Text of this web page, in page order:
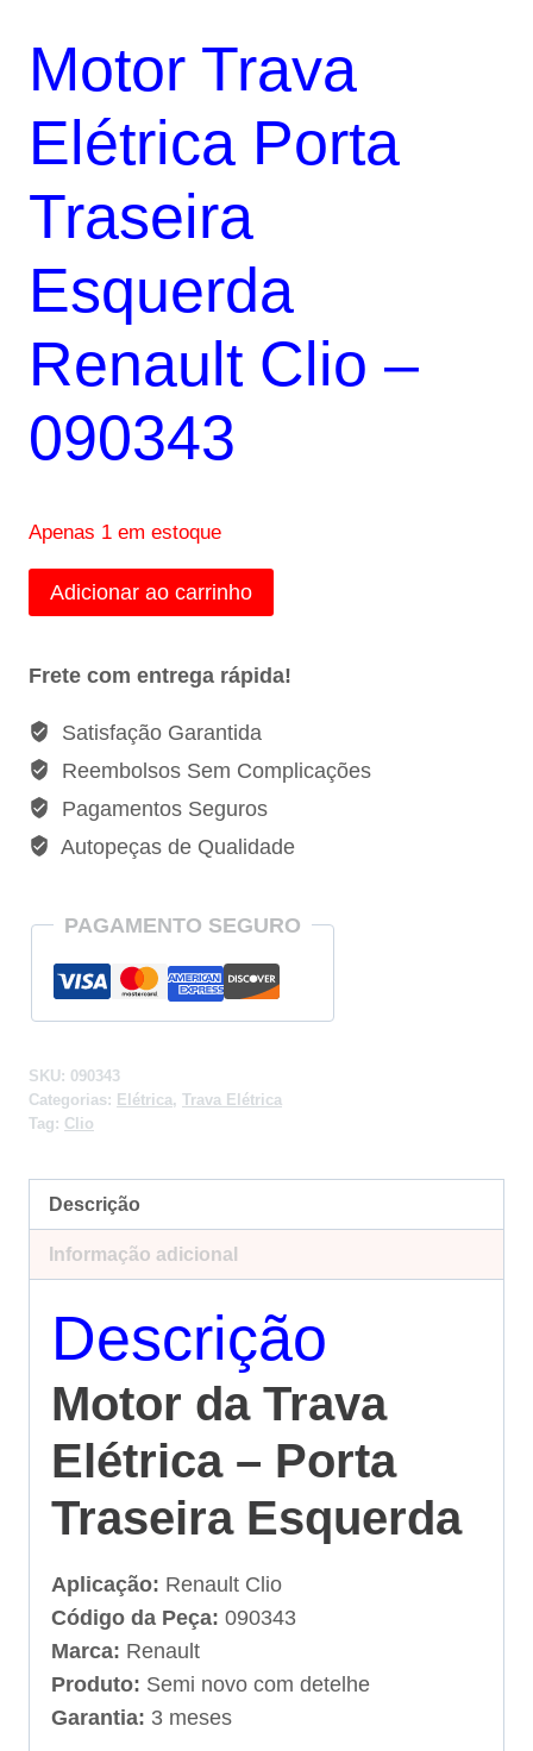
original
R$80,00.
atual
R$72,00.
Motor Trava
Elétrica Porta
Traseira
Esquerda
Renault Clio –
090343
Apenas 1 em estoque
Motor
Trava
Porta
Traseira
Esquerda
Renault
Clio
-
quantidade
Adicionar ao carrinho
Frete com entrega rápida!
Satisfação Garantida
Reembolsos Sem Complicações
Pagamentos Seguros
Autopeças de Qualidade
PAGAMENTO SEGURO
SKU: 090343
Categorias: Elétrica, Trava Elétrica
Tag: Clio
Descrição
Informação adicional
Descrição
Motor da Trava
Elétrica – Porta
Traseira Esquerda
Aplicação: Renault Clio
Código da Peça: 090343
Marca: Renault
Produto: Semi novo com detelhe
Garantia: 3 meses